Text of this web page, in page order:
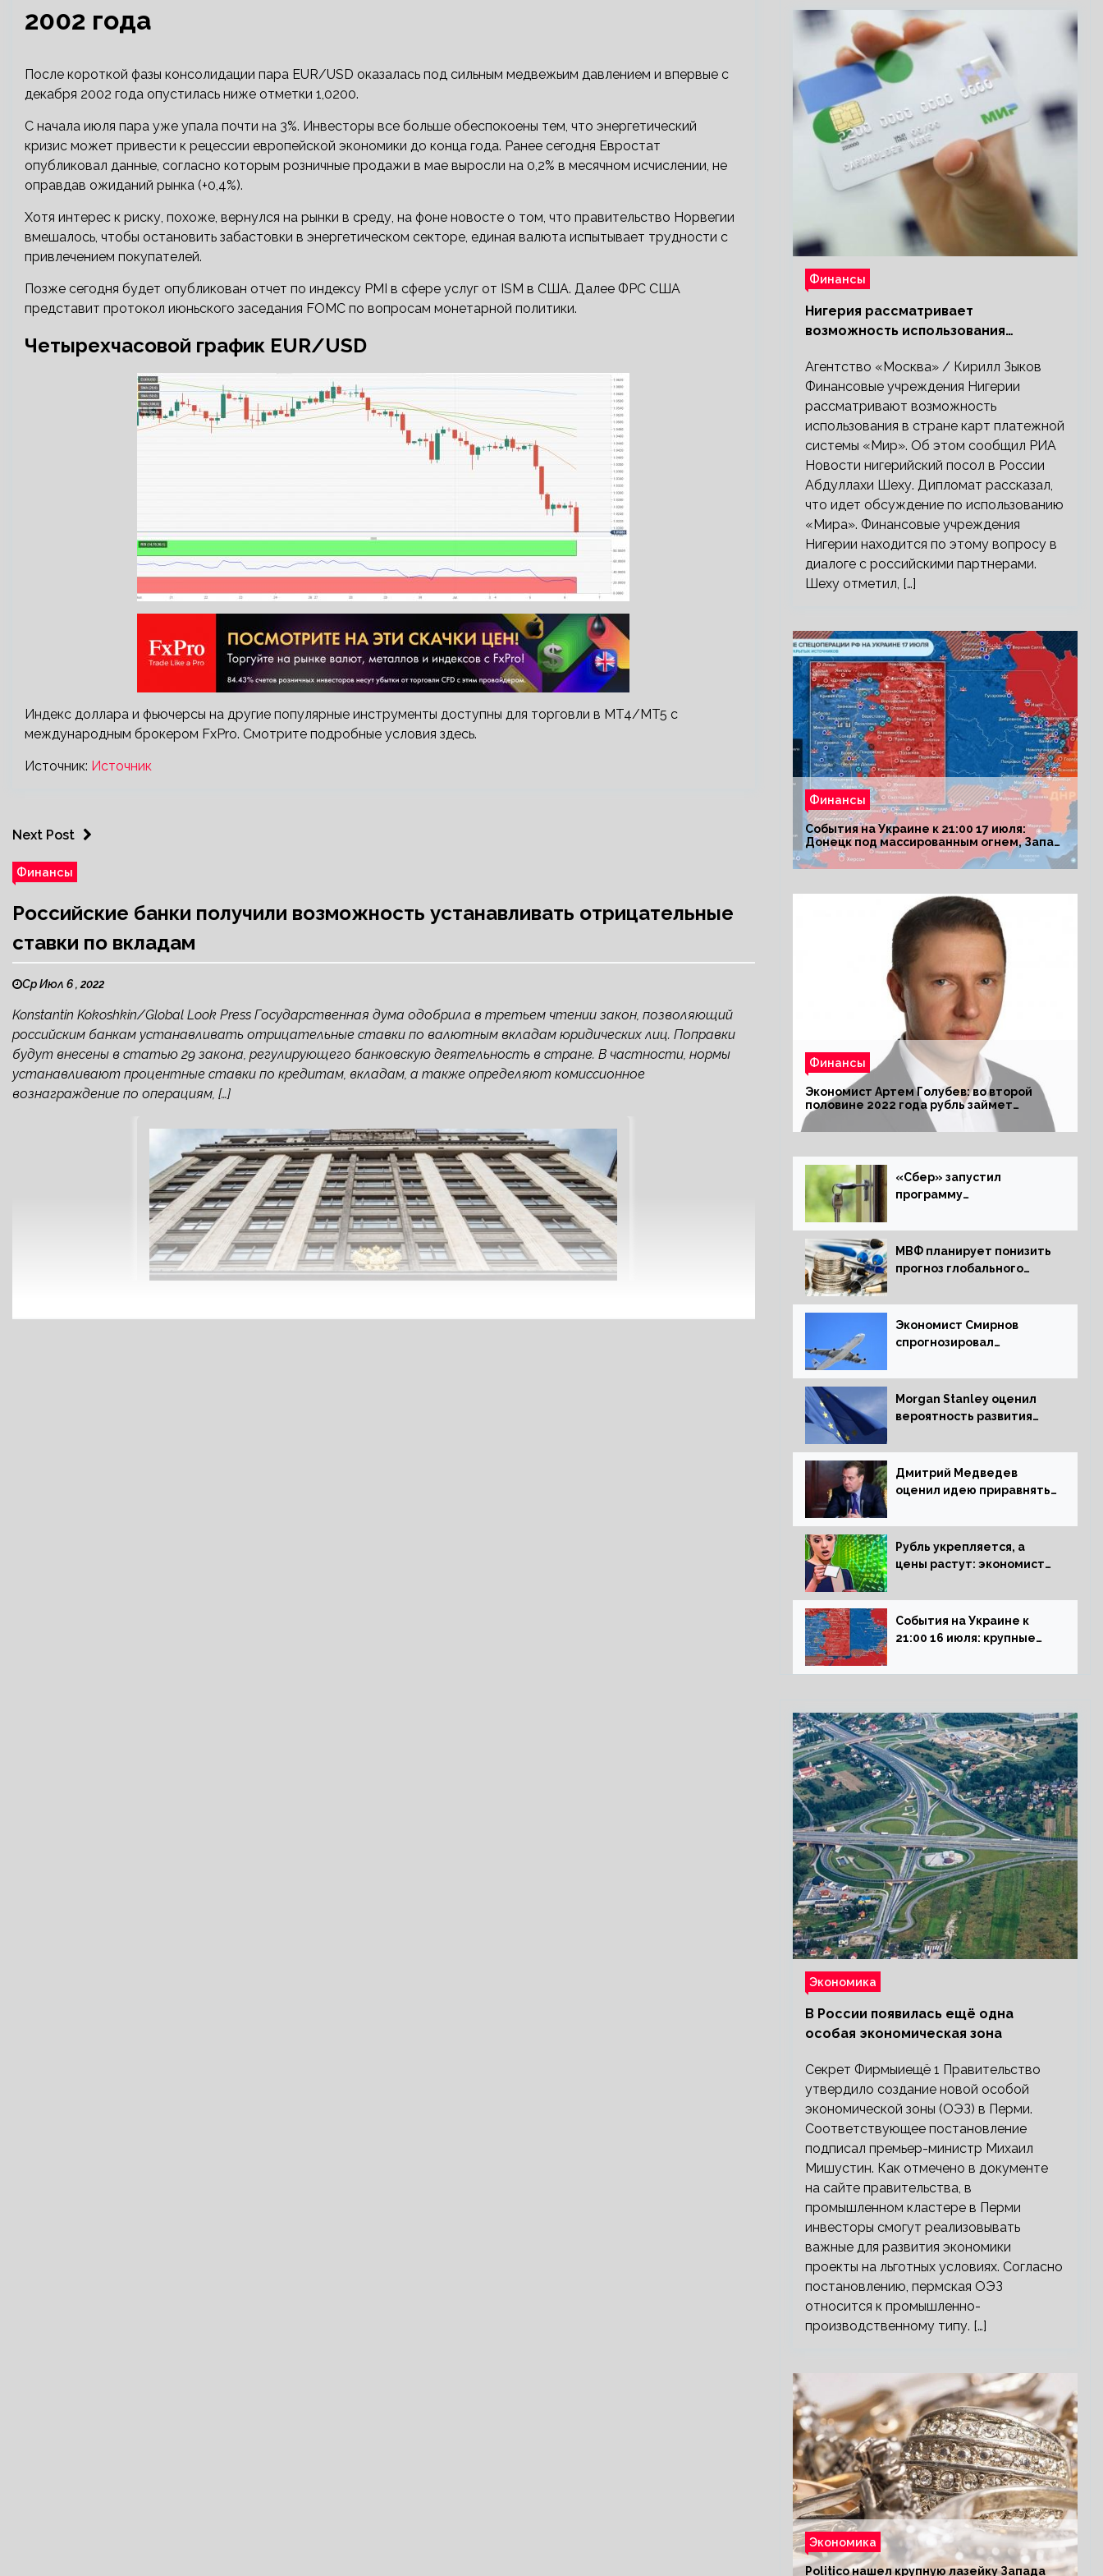
2002 года
После короткой фазы консолидации пара EUR/USD оказалась под сильным медвежьим давлением и впервые с
декабря 2002 года опустилась ниже отметки 1,0200.
С начала июля пара уже упала почти на 3%. Инвесторы все больше обеспокоены тем, что энергетический
кризис может привести к рецессии европейской экономики до конца года. Ранее сегодня Евростат
опубликовал данные, согласно которым розничные продажи в мае выросли на 0,2% в месячном исчислении, не
оправдав ожиданий рынка (+0,4%).
Хотя интерес к риску, похоже, вернулся на рынки в среду, на фоне новосте о том, что правительство Норвегии
вмешалось, чтобы остановить забастовки в энергетическом секторе, единая валюта испытывает трудности с
привлечением покупателей.
Позже сегодня будет опубликован отчет по индексу PMI в сфере услуг от ISM в США. Далее ФРС США
представит протокол июньского заседания FOMC по вопросам монетарной политики.
Четырехчасовой график EUR/USD
Индекс доллара и фьючерсы на другие популярные инструменты доступны для торговли в MT4/MT5 с
международным брокером FxPro. Смотрите подробные условия здесь.
Источник: Источник
Next Post
Финансы
Российские банки получили возможность устанавливать отрицательные
ставки по вкладам
Ср Июл 6 , 2022
Konstantin Kokoshkin/Global Look Press Государственная дума одобрила в третьем чтении закон, позволяющий
российским банкам устанавливать отрицательные ставки по валютным вкладам юридических лиц. Поправки
будут внесены в статью 29 закона, регулирующего банковскую деятельность в стране. В частности, нормы
устанавливают процентные ставки по кредитам, вкладам, а также определяют комиссионное
вознаграждение по операциям, […]
Финансы
Нигерия рассматривает
возможность использования
Агентство «Москва» / Кирилл Зыков
Финансовые учреждения Нигерии
рассматривают возможность
использования в стране карт платежной
системы «Мир». Об этом сообщил РИА
Новости нигерийский посол в России
Абдуллахи Шеху. Дипломат рассказал,
что идет обсуждение по использованию
«Мира». Финансовые учреждения
Нигерии находится по этому вопросу в
диалоге с российскими партнерами.
Шеху отметил, […]
Финансы
События на Украине к 21:00 17 июля:
Донецк под массированным огнем, Запад
поставил Киеву ультиматум
Финансы
Экономист Артем Голубев: во второй
половине 2022 года рубль займет
комфортный курс
«Сбер» запустил
программу
ипотечных займов
МВФ планирует понизить
прогноз глобального
следующем отчете
Экономист Смирнов
спрогнозировал
авиабилетов в России
Morgan Stanley оценил
вероятность развития
Дмитрий Медведев
оценил идею приравнять
блокадникам
Рубль укрепляется, а
цены растут: экономист
падающего доллара на
рынок РФ
События на Украине к
21:00 16 июля: крупные
Северском, Киев
Экономика
В России появилась ещё одна
особая экономическая зона
Секрет Фирмыиещё 1 Правительство
утвердило создание новой особой
экономической зоны (ОЭЗ) в Перми.
Соответствующее постановление
подписал премьер-министр Михаил
Мишустин. Как отмечено в документе
на сайте правительства, в
промышленном кластере в Перми
инвесторы смогут реализовывать
важные для развития экономики
проекты на льготных условиях. Согласно
постановлению, пермская ОЭЗ
относится к промышленно-
производственному типу. […]
Экономика
Politico нашел крупную лазейку Запада